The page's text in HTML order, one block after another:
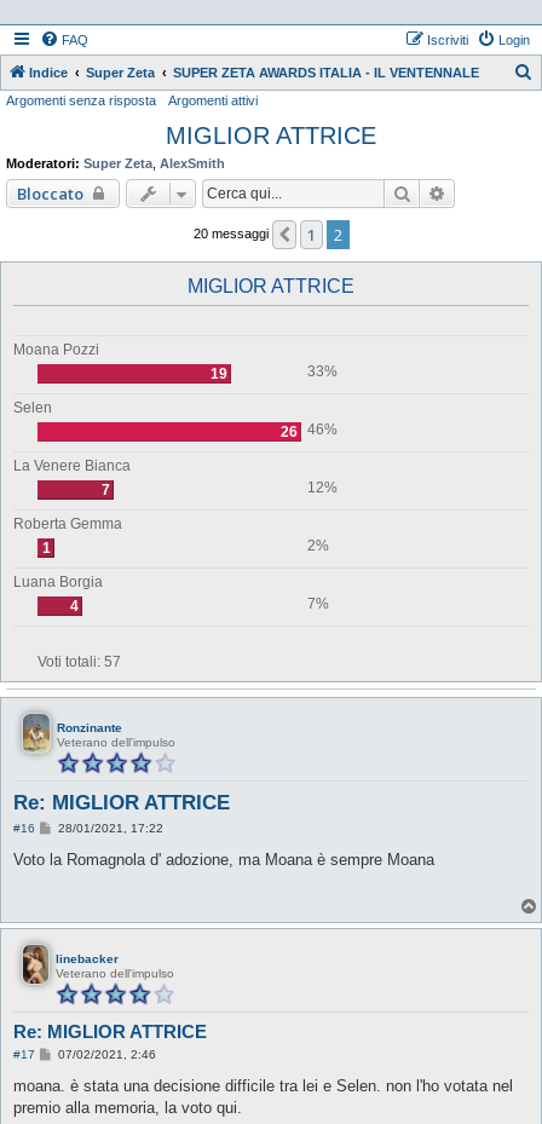
FAQ Login
Iscriviti
Indice Super Zeta SUPER ZETA AWARDS ITALIA - IL VENTENNALE
Argomenti senza risposta Argomenti attivi
MIGLIOR ATTRICE
Moderatori: Super Zeta AlexSmith
Bloccato Cerca
20 messaggi Precedente
1 2
MIGLIOR ATTRICE
Moana Pozzi
19
33%
Selen
26 46%
La Venere Bianca
7
12%
Roberta Gemma
1
2%
Luana Borgia
4
7%
Voti totali: 57
Ronzinante
Veterano dell'impulso
Re: MIGLIOR ATTRICE
#16
M
s
i
28/01/2021, 17:22
Voto la Romagnola d' adozione, ma Moana è sempre Moana
linebacker
Veterano dell'impulso
Re: MIGLIOR ATTRICE
#17
M
s
a
07/02/2021, 2:46
moana. è stata una decisione difficile tra lei e Selen. non l'ho votata nel
premio alla memoria, la voto qui.